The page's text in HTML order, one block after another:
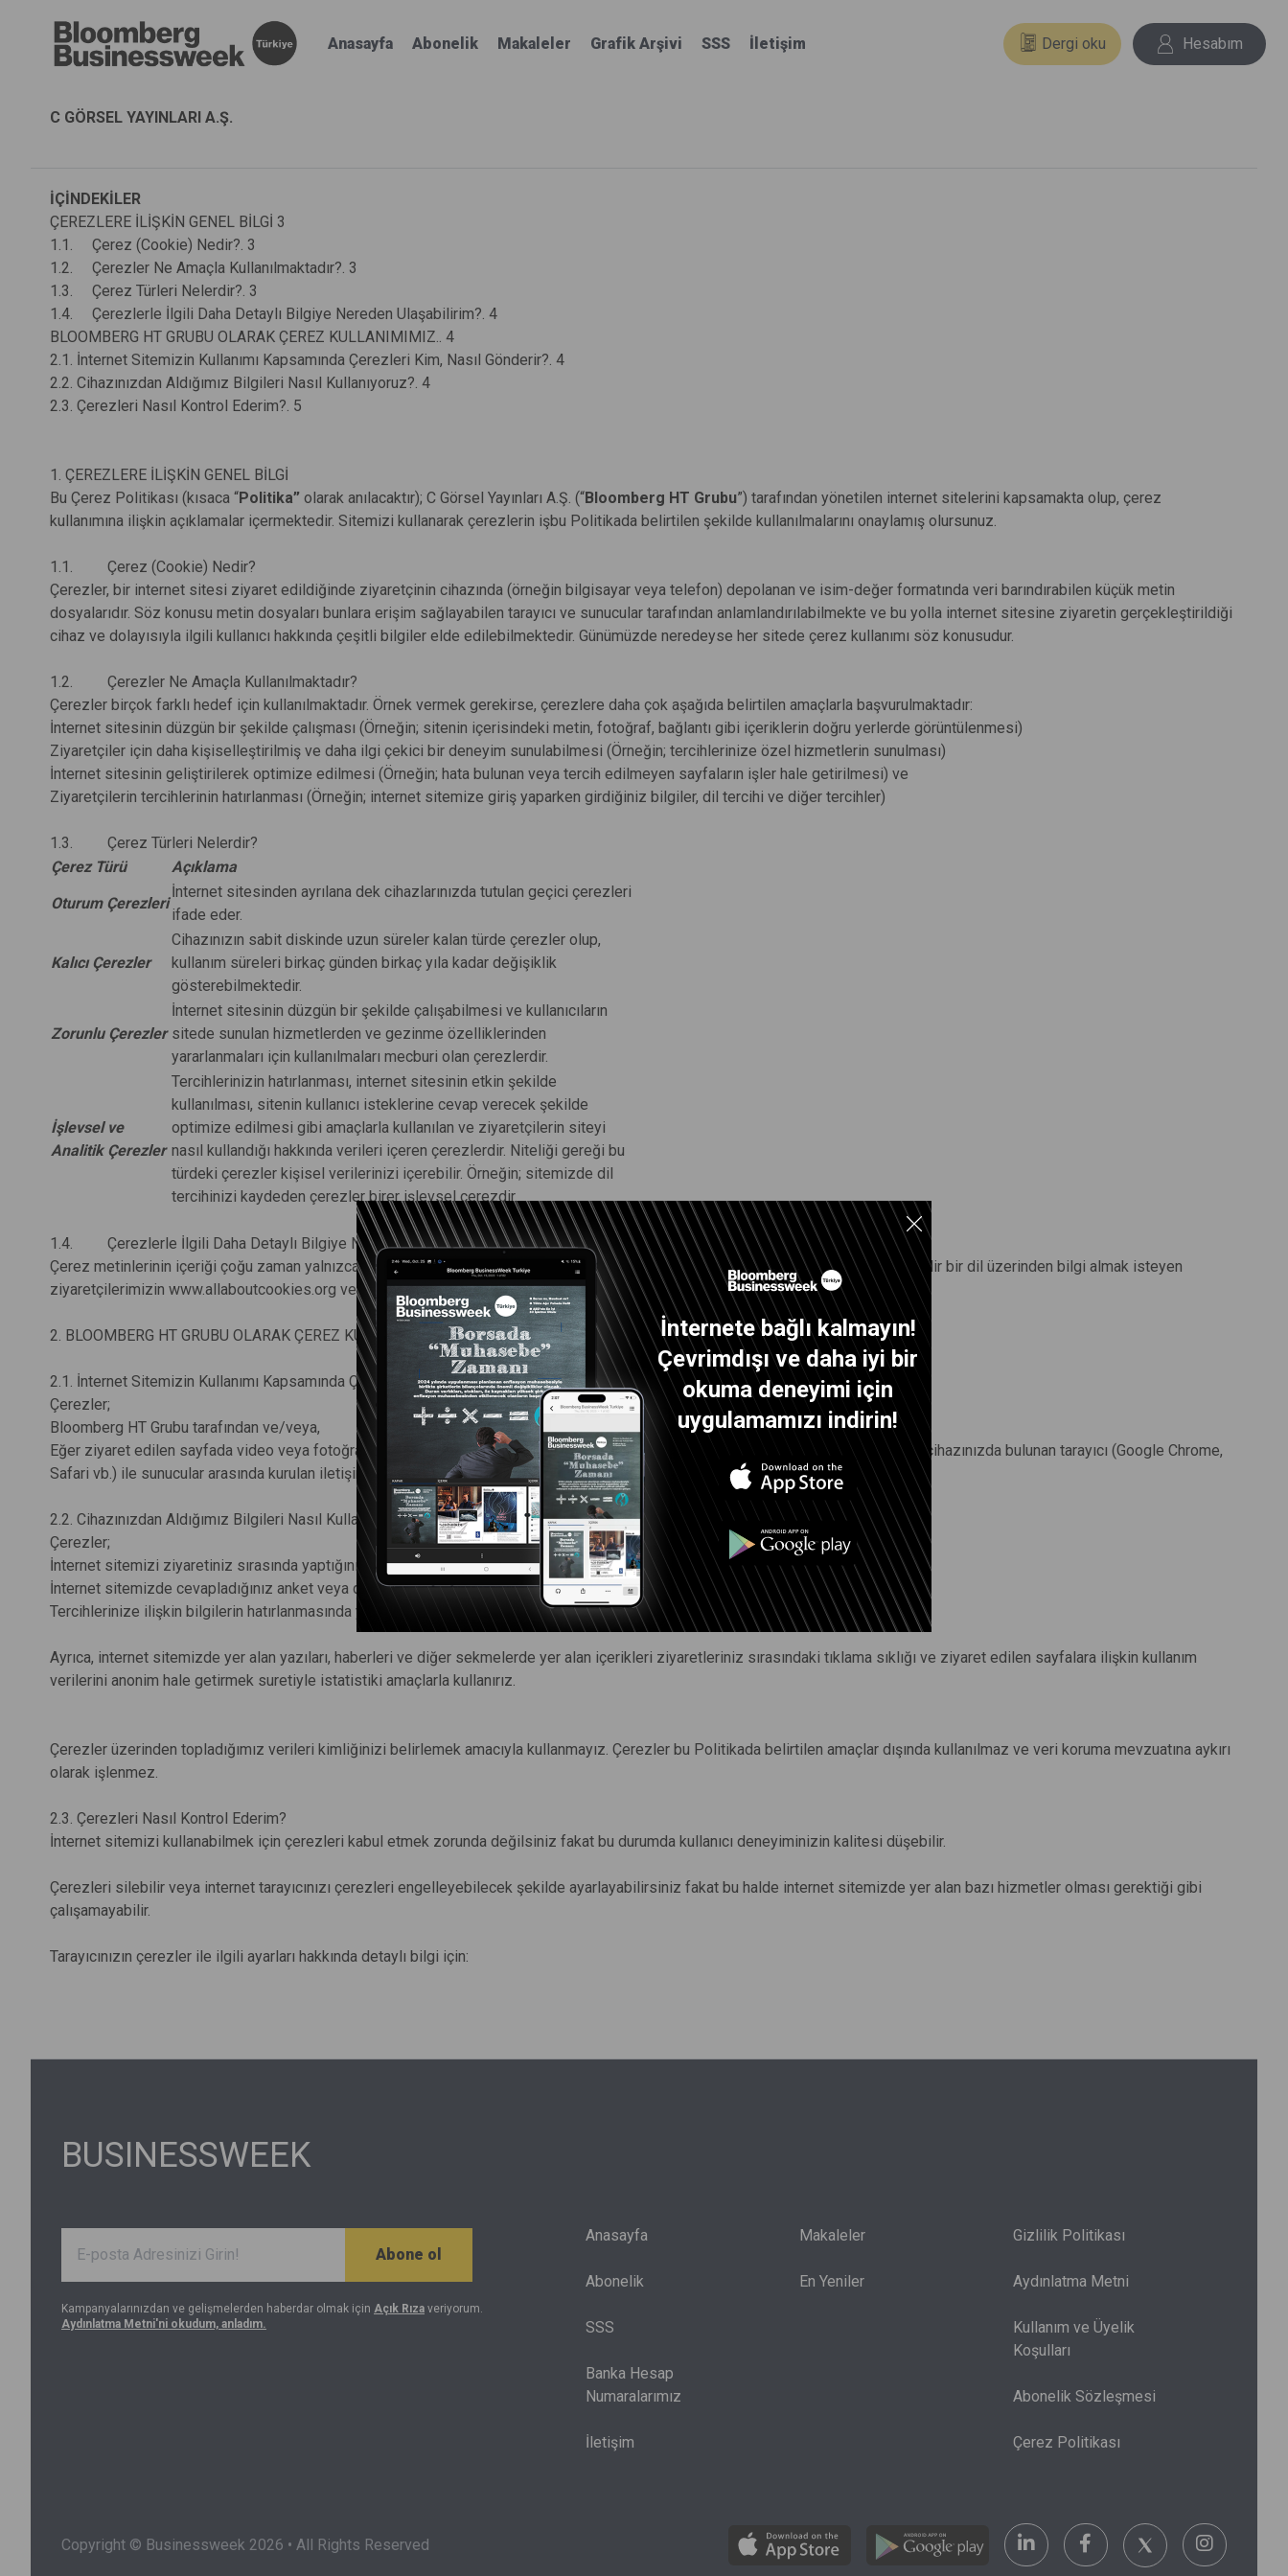
İnternete bağlı kalmayın!
Çevrimdışı ve daha iyi bir
okuma deneyimi için
uygulamamızı indirin!
Anasayfa Abonelik Makaleler Grafik Arşivi SSS İletişim Dergi oku Hesabım
C GÖRSEL YAYINLARI A.Ş.
İÇİNDEKİLER
ÇEREZLERE İLİŞKİN GENEL BİLGİ 3
1.1. Çerez (Cookie) Nedir?. 3
1.2. Çerezler Ne Amaçla Kullanılmaktadır?. 3
1.3. Çerez Türleri Nelerdir?. 3
1.4. Çerezlerle İlgili Daha Detaylı Bilgiye Nereden Ulaşabilirim?. 4
BLOOMBERG HT GRUBU OLARAK ÇEREZ KULLANIMIMIZ.. 4
2.1. İnternet Sitemizin Kullanımı Kapsamında Çerezleri Kim, Nasıl Gönderir?. 4
2.2. Cihazınızdan Aldığımız Bilgileri Nasıl Kullanıyoruz?. 4
2.3. Çerezleri Nasıl Kontrol Ederim?. 5
1. ÇEREZLERE İLİŞKİN GENEL BİLGİ
Bu Çerez Politikası (kısaca “Politika” olarak anılacaktır); C Görsel Yayınları A.Ş. (“Bloomberg HT Grubu”) tarafından yönetilen internet sitelerini kapsamakta olup, çerez
kullanımına ilişkin açıklamalar içermektedir. Sitemizi kullanarak çerezlerin işbu Politikada belirtilen şekilde kullanılmalarını onaylamış olursunuz.
1.1. Çerez (Cookie) Nedir?
Çerezler, bir internet sitesi ziyaret edildiğinde ziyaretçinin cihazında (örneğin bilgisayar veya telefon) depolanan ve isim-değer formatında veri barındırabilen küçük metin
dosyalarıdır. Söz konusu metin dosyaları bunlara erişim sağlayabilen tarayıcı ve sunucular tarafından anlamlandırılabilmekte ve bu yolla internet sitesine ziyaretin gerçekleştirildiği
cihaz ve dolayısıyla ilgili kullanıcı hakkında çeşitli bilgiler elde edilebilmektedir. Günümüzde neredeyse her sitede çerez kullanımı söz konusudur.
1.2. Çerezler Ne Amaçla Kullanılmaktadır?
Çerezler birçok farklı hedef için kullanılmaktadır. Örnek vermek gerekirse, çerezlere daha çok aşağıda belirtilen amaçlarla başvurulmaktadır:
İnternet sitesinin düzgün bir şekilde çalışması (Örneğin; sitenin içerisindeki metin, fotoğraf, bağlantı gibi içeriklerin doğru yerlerde görüntülenmesi)
Ziyaretçiler için daha kişiselleştirilmiş ve daha ilgi çekici bir deneyim sunulabilmesi (Örneğin; tercihlerinize özel hizmetlerin sunulması)
İnternet sitesinin geliştirilerek optimize edilmesi (Örneğin; hata bulunan veya tercih edilmeyen sayfaların işler hale getirilmesi) ve
Ziyaretçilerin tercihlerinin hatırlanması (Örneğin; internet sitemize giriş yaparken girdiğiniz bilgiler, dil tercihi ve diğer tercihler)
1.3. Çerez Türleri Nelerdir?
Çerez Türü
Açıklama
Oturum Çerezleri
İnternet sitesinden ayrılana dek cihazlarınızda tutulan geçici çerezleri
ifade eder.
Kalıcı Çerezler
Cihazınızın sabit diskinde uzun süreler kalan türde çerezler olup,
kullanım süreleri birkaç günden birkaç yıla kadar değişiklik
gösterebilmektedir.
Zorunlu Çerezler
İnternet sitesinin düzgün bir şekilde çalışabilmesi ve kullanıcıların
sitede sunulan hizmetlerden ve gezinme özelliklerinden
yararlanmaları için kullanılmaları mecburi olan çerezlerdir.
İşlevsel ve
Analitik Çerezler
Tercihlerinizin hatırlanması, internet sitesinin etkin şekilde
kullanılması, sitenin kullanıcı isteklerine cevap verecek şekilde
optimize edilmesi gibi amaçlarla kullanılan ve ziyaretçilerin siteyi
nasıl kullandığı hakkında verileri içeren çerezlerdir. Niteliği gereği bu
türdeki çerezler kişisel verilerinizi içerebilir. Örneğin; sitemizde dil
tercihinizi kaydeden çerezler birer işlevsel çerezdir.
1.4. Çerezlerle İlgili Daha Detaylı Bilgiye Nereden Ulaşabilirim?
Çerez metinlerinin içeriği çoğu zaman yalnızca mühendislerin işleyebileceği nitelikte olup, çerezler ile ilgili daha detaylı ve anlaşılabilir bir dil üzerinden bilgi almak isteyen
ziyaretçilerimizin www.allaboutcookies.org veya www.aboutcookies.org(İngilizce) adreslerini ziyaret etmeleri önerilir.
2. BLOOMBERG HT GRUBU OLARAK ÇEREZ KULLANIMIMIZ
2.1. İnternet Sitemizin Kullanımı Kapsamında Çerezleri Kim, Nasıl Gönderir?
Çerezler;
Bloomberg HT Grubu tarafından ve/veya,
Eğer ziyaret edilen sayfada video veya fotoğraf gibi bazı içerikler sağlanmakta ise, üçüncü kişiler tarafından ve gezintiniz sırasında cihazınızda bulunan tarayıcı (Google Chrome,
Safari vb.) ile sunucular arasında kurulan iletişim vasıtasıyla gönderilmektedir.
2.2. Cihazınızdan Aldığımız Bilgileri Nasıl Kullanıyoruz?
Çerezler;
İnternet sitemizi ziyaretiniz sırasında yaptığınız gezinti ve kullanım tercihlerinin,
İnternet sitemizde cevapladığınız anket veya değerlendirmeye ilişkin bilgi ve sonuçların ve
Tercihlerinize ilişkin bilgilerin hatırlanmasında yardımcı olur.
Ayrıca, internet sitemizde yer alan yazıları, haberleri ve diğer sekmelerde yer alan içerikleri ziyaretleriniz sırasındaki tıklama sıklığı ve ziyaret edilen sayfalara ilişkin kullanım
verilerini anonim hale getirmek suretiyle istatistiki amaçlarla kullanırız.
Çerezler üzerinden topladığımız verileri kimliğinizi belirlemek amacıyla kullanmayız. Çerezler bu Politikada belirtilen amaçlar dışında kullanılmaz ve veri koruma mevzuatına aykırı
olarak işlenmez.
2.3. Çerezleri Nasıl Kontrol Ederim?
İnternet sitemizi kullanabilmek için çerezleri kabul etmek zorunda değilsiniz fakat bu durumda kullanıcı deneyiminizin kalitesi düşebilir.
Çerezleri silebilir veya internet tarayıcınızı çerezleri engelleyebilecek şekilde ayarlayabilirsiniz fakat bu halde internet sitemizde yer alan bazı hizmetler olması gerektiği gibi
çalışamayabilir.
Tarayıcınızın çerezler ile ilgili ayarları hakkında detaylı bilgi için:
BUSINESSWEEK
Abone ol
Kampanyalarınızdan ve gelişmelerden haberdar olmak için Açık Rıza veriyorum.
Aydınlatma Metni'ni okudum, anladım.
Anasayfa
Abonelik
SSS
Banka Hesap
Numaralarımız
İletişim
Makaleler
En Yeniler
Gizlilik Politikası
Aydınlatma Metni
Kullanım ve Üyelik
Koşulları
Abonelik Sözleşmesi
Çerez Politikası
Copyright © Businessweek 2026 • All Rights Reserved